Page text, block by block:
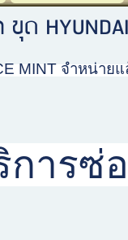
ด
จำหน่ายแ
ารซ่